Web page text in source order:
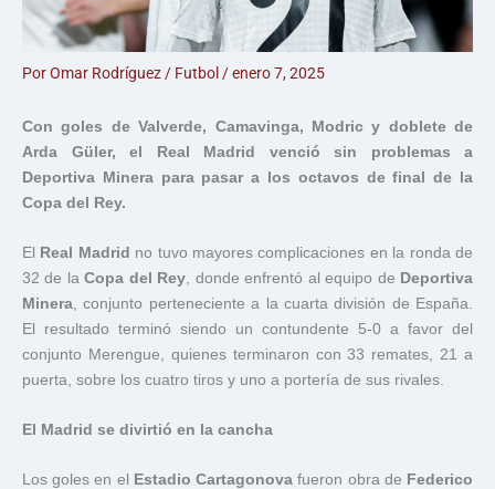
PorOmar Rodríguez / Futbol /enero 7, 2025
Con goles de Valverde, Camavinga, Modric y doblete de
Arda Güler, el Real Madrid venció sin problemas a
Deportiva Minera para pasar a los octavos de final de la
Copa del Rey.
El Real Madrid no tuvo mayores complicaciones en la ronda de
32 de laCopa del Rey , donde enfrentó al equipo de Deportiva
Minera , conjunto perteneciente a la cuarta división de España.
El resultado terminó siendo un contundente 5-0 a favor del
conjunto Merengue, quienes terminaron con 33 remates, 21 a
puerta, sobre los cuatro tiros y uno a portería de sus rivales.
El Madrid se divirtió en la cancha
Los goles en el Estadio Cartagonova fueron obra de Federico